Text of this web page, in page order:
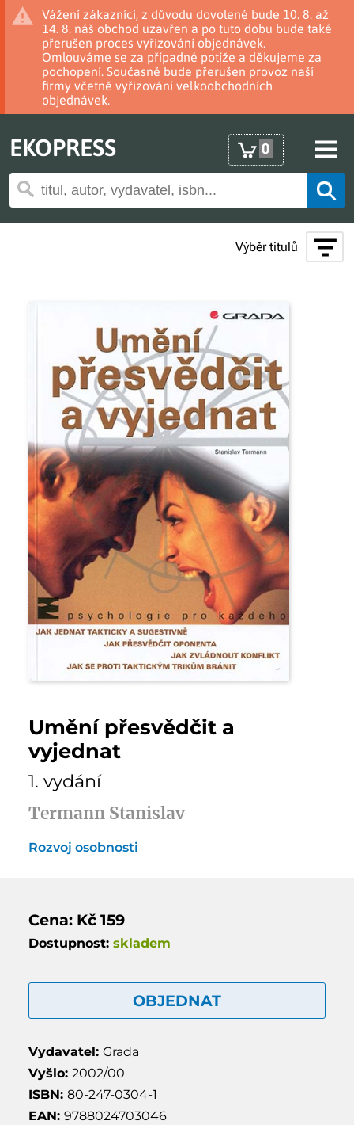
Vážení zákazníci, z důvodu dovolené bude 10. 8. až
14. 8. náš obchod uzavřen a po tuto dobu bude také
přerušen proces vyřizování objednávek.
Omlouváme se za případné potíže a děkujeme za
pochopení. Současně bude přerušen provoz naší
firmy včetně vyřizování velkoobchodních
objednávek.
EKOPRESS 0
Výběr titulů
Umění přesvědčit a
vyjednat
1. vydání
Termann Stanislav
Rozvoj osobnosti
Cena: Kč 159
Dostupnost: skladem
OBJEDNAT
Vydavatel: Grada
Vyšlo: 2002/00
ISBN: 80-247-0304-1
EAN: 9788024703046